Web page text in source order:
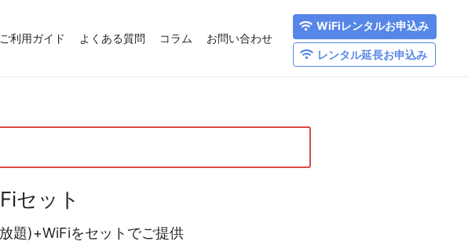
ご利用ガイド よくある質問 コラム お問い合わせ
WiFiレンタルお申込み
レンタル延長お申込み
セット
題)+WiFiをセットでご提供